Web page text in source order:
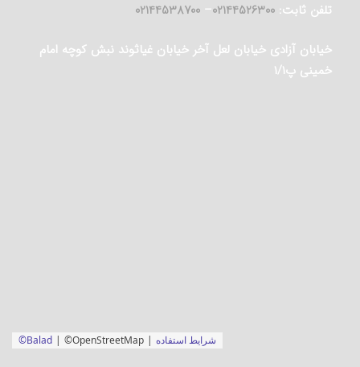
تلفن ثابت: 02144526300
–
خیابان آزادی خیابان لعل آخر خیابان غیاثوند نبش کوچه امام
خمینی پ۱/۱